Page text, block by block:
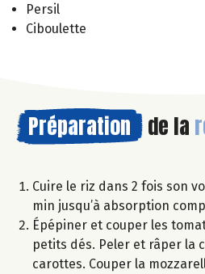
Persil
Ciboulette
Préparation de la
Cuire le riz dans 2 fois son
min jusqu’à absorption
Épépiner et couper les
petits dés. Peler et râper la
carottes. Couper la